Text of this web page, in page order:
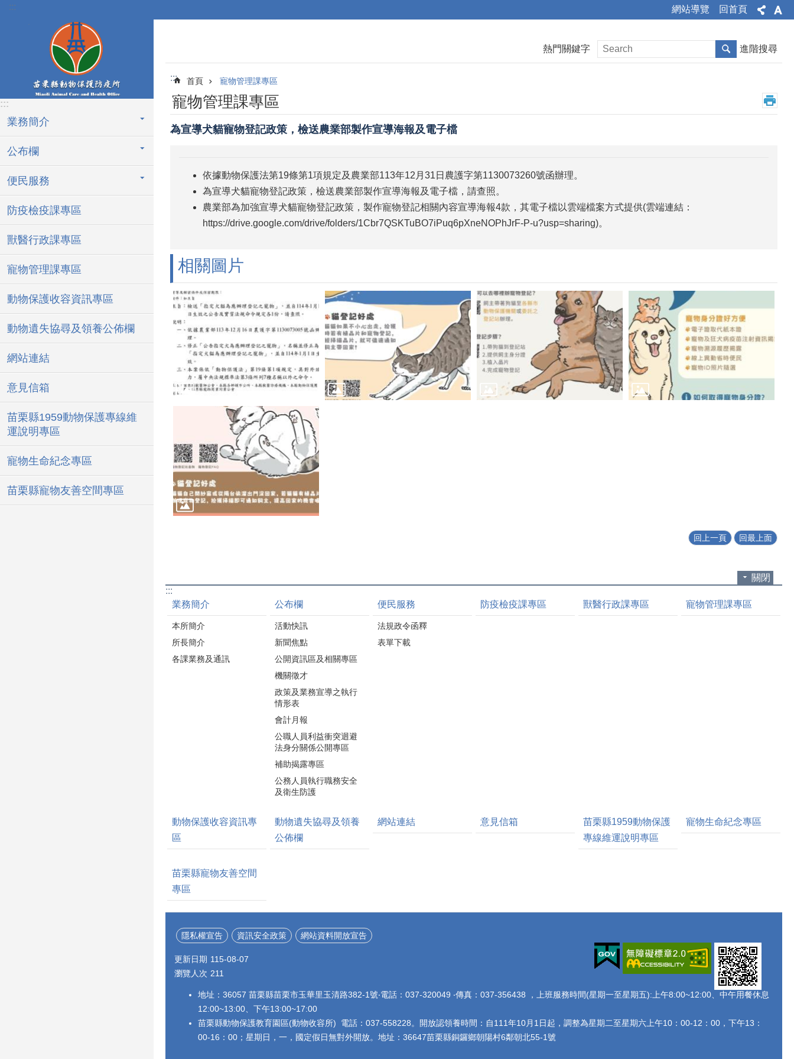
跳到主要內容區塊
::: 網站導覽 回首頁
:::
業務簡介
公布欄
便民服務
防疫檢疫課專區
獸醫行政課專區
寵物管理課專區
動物保護收容資訊專區
動物遺失協尋及領養公佈欄
網站連結
意見信箱
苗栗縣1959動物保護專線維
運說明專區
寵物生命紀念專區
苗栗縣寵物友善空間專區
熱門關鍵字 進階搜尋
::: 首頁 寵物管理課專區
寵物管理課專區
為宣導犬貓寵物登記政策，檢送農業部製作宣導海報及電子檔
依據動物保護法第19條第1項規定及農業部113年12月31日農護字第1130073260號函辦理。
為宣導犬貓寵物登記政策，檢送農業部製作宣導海報及電子檔，請查照。
農業部為加強宣導犬貓寵物登記政策，製作寵物登記相關內容宣導海報4款，其電子檔以雲端檔案方式提供(雲端連結：
https://drive.google.com/drive/folders/1Cbr7QSKTuBO7iPuq6pXneNOPhJrF-P-u?usp=sharing)。
相關圖片
回上一頁 回最上面
關閉
:::
業務簡介
本所簡介
所長簡介
各課業務及通訊
公布欄
活動快訊
新聞焦點
公開資訊區及相關專區
機關徵才
政策及業務宣導之執行
情形表
會計月報
公職人員利益衝突迴避
法身分關係公開專區
補助揭露專區
公務人員執行職務安全
及衛生防護
便民服務
法規政令函釋
表單下載
防疫檢疫課專區 獸醫行政課專區 寵物管理課專區
動物保護收容資訊專
區
動物遺失協尋及領養
公佈欄
網站連結 意見信箱
苗栗縣1959動物保護
專線維運說明專區
寵物生命紀念專區
苗栗縣寵物友善空間
專區
隱私權宣告 資訊安全政策 網站資料開放宣告
更新日期 115-08-07
瀏覽人次 211
地址：36057 苗栗縣苗栗市玉華里玉清路382-1號‧電話：037-320049 ‧傳真：037-356438 ，上班服務時間(星期一至星期五):上午8:00~12:00、中午用餐休息
12:00~13:00、下午13:00~17:00
苗栗縣動物保護教育園區(動物收容所) 電話：037-558228。開放認領養時間：自111年10月1日起，調整為星期二至星期六上午10：00-12：00，下午13：
00-16：00；星期日，一，國定假日無對外開放。地址：36647苗栗縣銅鑼鄉朝陽村6鄰朝北55-1號